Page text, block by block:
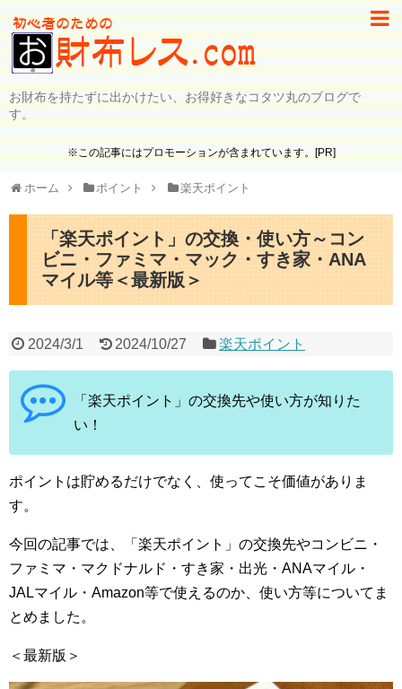
お財布を持たずに出かけたい、お得好きなコタツ丸のブログで
す。
※この記事にはプロモーションが含まれています。[PR]
ホーム ポイント 楽天ポイント
「楽天ポイント」の交換・使い方～コン
ビニ・ファミマ・マック・すき家・ANA
マイル等＜最新版＞
2024/3/1 2024/10/27 楽天ポイント
「楽天ポイント」の交換先や使い方が知りた
い！
ポイントは貯めるだけでなく、使ってこそ価値がありま
す。
今回の記事では、「楽天ポイント」の交換先やコンビニ・
ファミマ・マクドナルド・すき家・出光・ANAマイル・
JALマイル・Amazon等で使えるのか、使い方等についてま
とめました。
＜最新版＞